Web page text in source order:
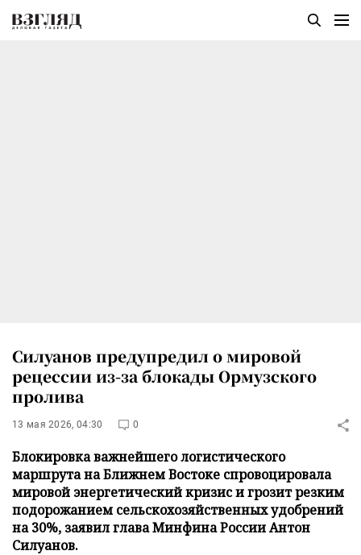
Силуанов предупредил о мировой
рецессии из-за блокады Ормузского
пролива
13 мая 2026, 04:30 0
Блокировка важнейшего логистического
маршрута на Ближнем Востоке спровоцировала
мировой энергетический кризис и грозит резким
подорожанием сельскохозяйственных удобрений
на 30%, заявил глава Минфина России Антон
Силуанов.